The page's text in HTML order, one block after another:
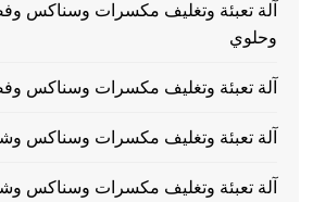
آلة تعبئة وتغليف مكسرات وسناكس
وحلوي
آلة تعبئة وتغليف مكسرات وسناكس
آلة تعبئة وتغليف مكسرات وسناكس
آلة تعبئة وتغليف مكسرات وسناكس